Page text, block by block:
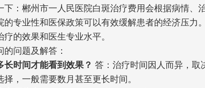
下：郴州市一人民医院白斑治疗费用会根据病情、
的专业性和医保政策可以有效缓解患者的经济压力
的效果和医生专业水平。
问题及解答：
长时间才能看到效果？ 答：治疗时间因人而异，取
，一般需要数月甚至更长时间。